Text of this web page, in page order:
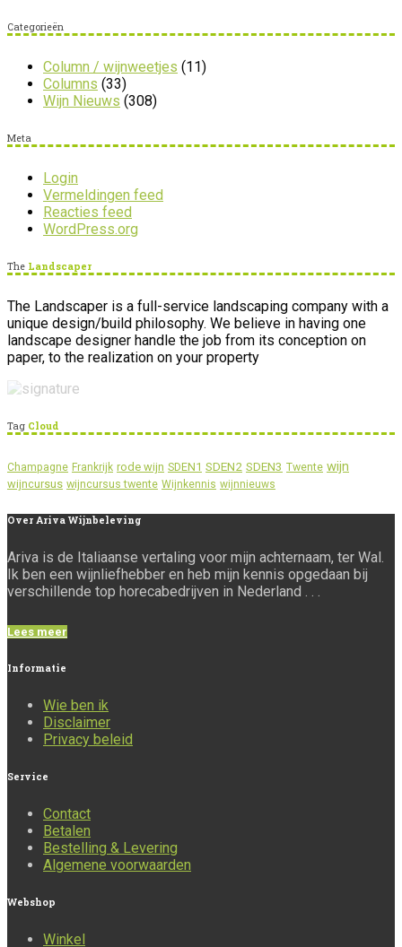
Categorieën
Column / wijnweetjes (11)
Columns (33)
Wijn Nieuws (308)
Meta
Login
Vermeldingen feed
Reacties feed
WordPress.org
The Landscaper
The Landscaper is a full-service landscaping company with a
unique design/build philosophy. We believe in having one
landscape designer handle the job from its conception on
paper, to the realization on your property
Tag Cloud
Champagne Frankrijk rode wijn SDEN1 SDEN2 SDEN3 Twente wijn
wijncursus wijncursus twente Wijnkennis wijnnieuws
Over Ariva Wijnbeleving
Ariva is de Italiaanse vertaling voor mijn achternaam, ter Wal.
Ik ben een wijnliefhebber en heb mijn kennis opgedaan bij
verschillende top horecabedrijven in Nederland . . .
Lees meer
Informatie
Wie ben ik
Disclaimer
Privacy beleid
Service
Contact
Betalen
Bestelling & Levering
Algemene voorwaarden
Webshop
Winkel